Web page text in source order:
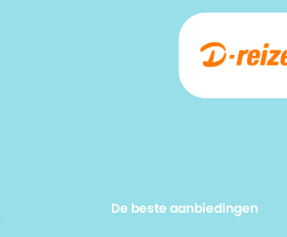
De beste aanbiedingen